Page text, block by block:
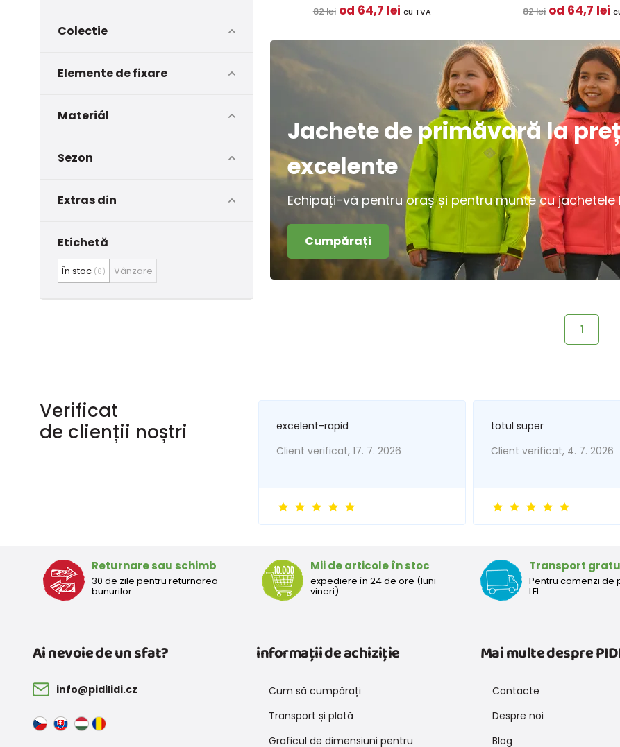
Colectie
Elemente de fixare
Materiál
Sezon
Extras din
Etichetă
În stoc (6) Vânzare
82 lei od 64,7 lei cu TVA
82 lei od 64,7 lei
Jachete de primăvară la
excelente
Echipați-vă pentru oraș și pentru munte cu jachetele
Cumpărați
1
Verificat
de clienții noștri
excelent-rapid
Client verificat, 17. 7. 2026
totul super
Client verificat, 4. 7. 2026
Returnare sau schimb
30 de zile pentru returnarea
bunurilor
Mii de articole în stoc
expediere în 24 de ore (luni-
vineri)
Transport
Pentru comenzi de
LEI
Ai nevoie de un sfat?
info@pidilidi.cz
informații de achiziție
Cum să cumpărați
Transport și plată
Graficul de dimensiuni pentru
Mai multe despre
Contacte
Despre noi
Blog